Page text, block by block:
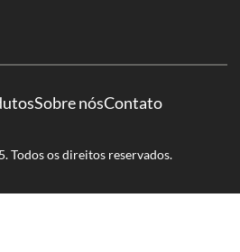
Sobre nósContato
Todos os direitos reservados.